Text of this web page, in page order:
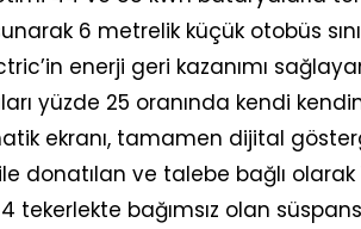
6 metrelik küçük otobüs
enerji geri kazanımı
yüzde 25 oranında kendi
ekranı, tamamen dijital
ile donatılan ve talebe bağlı
tekerlekte bağımsız olan